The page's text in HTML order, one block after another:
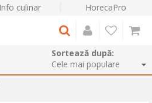
Info culinar HorecaPro
Sortează după: